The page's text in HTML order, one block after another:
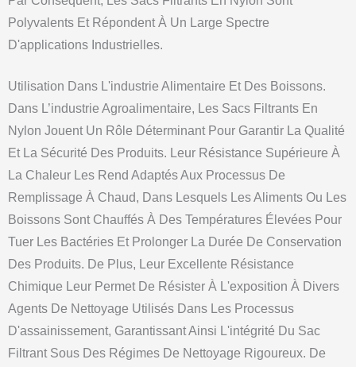
Polyvalents Et Répondent À Un Large Spectre
D'applications Industrielles.
Utilisation Dans L'industrie Alimentaire Et Des Boissons.
Dans L’industrie Agroalimentaire, Les Sacs Filtrants En
Nylon Jouent Un Rôle Déterminant Pour Garantir La Qualité
Et La Sécurité Des Produits. Leur Résistance Supérieure À
La Chaleur Les Rend Adaptés Aux Processus De
Remplissage À Chaud, Dans Lesquels Les Aliments Ou Les
Boissons Sont Chauffés À Des Températures Élevées Pour
Tuer Les Bactéries Et Prolonger La Durée De Conservation
Des Produits. De Plus, Leur Excellente Résistance
Chimique Leur Permet De Résister À L'exposition À Divers
Agents De Nettoyage Utilisés Dans Les Processus
D'assainissement, Garantissant Ainsi L'intégrité Du Sac
Filtrant Sous Des Régimes De Nettoyage Rigoureux. De